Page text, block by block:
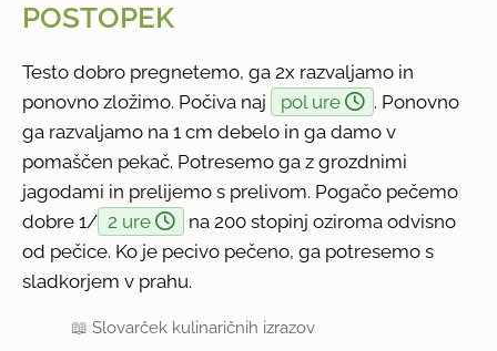
POSTOPEK
Testo dobro pregnetemo, ga 2x razvaljamo in
ponovno zložimo. Počiva naj
pol ure
. Ponovno
ga razvaljamo na 1 cm debelo in ga damo v
pomaščen pekač. Potresemo ga z grozdnimi
jagodami in prelijemo s prelivom. Pogačo pečemo
dobre 1/ 2 ure
na 200 stopinj oziroma odvisno
od pečice. Ko je pecivo pečeno, ga potresemo s
sladkorjem v prahu.
📖Slovarček kulinaričnih izrazov